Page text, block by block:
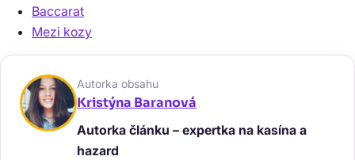
Baccarat
Mezi kozy
Autorka obsahu
Kristýna Baranová
Autorka článku – expertka na kasína a
hazard